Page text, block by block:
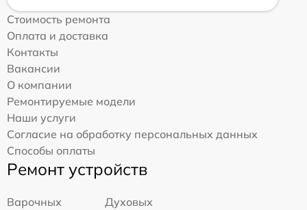
Стоимость ремонта
Оплата и доставка
Контакты
Вакансии
О компании
Ремонтируемые модели
Наши услуги
Согласие на обработку персональных данных
Способы оплаты
Ремонт устройств
Варочных
Духовых